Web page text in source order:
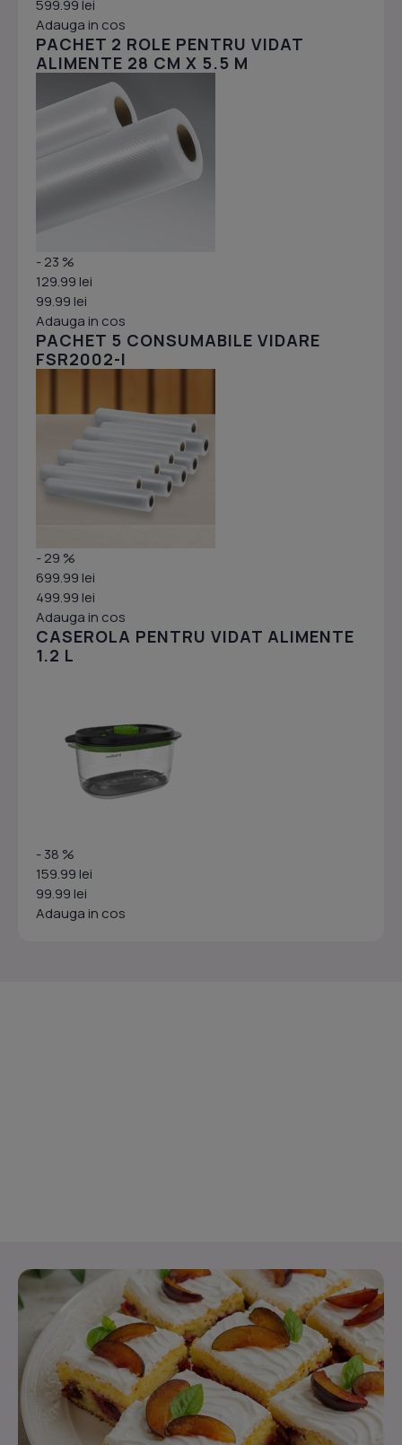
599.99 lei
Adauga in cos
PACHET 2 ROLE PENTRU VIDAT
ALIMENTE 28 CM X 5.5 M
- 23 %
129.99 lei
99.99 lei
Adauga in cos
PACHET 5 CONSUMABILE VIDARE
FSR2002-I
- 29 %
699.99 lei
499.99 lei
Adauga in cos
CASEROLA PENTRU VIDAT ALIMENTE
1.2 L
- 38 %
159.99 lei
99.99 lei
Adauga in cos